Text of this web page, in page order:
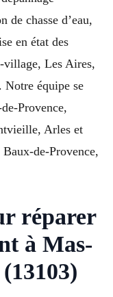
de chasse d’eau,
en état des
village, Les Aires,
Notre équipe se
Provence,
Arles et
de-Provence,
réparer
à Mas-